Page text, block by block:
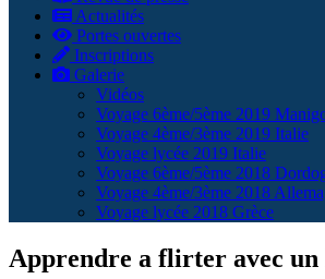
Actualités
Portes ouvertes
Inscriptions
Galerie
Vidéos
Voyage 6ème/5ème 2019
Voyage 4ème/3ème 2019 Italie
Voyage lycée 2019 Italie
Voyage 6ème/5ème 2018
Voyage 4ème/3ème 2018
Voyage lycée 2018 Grèce
Apprendre a flirter avec un